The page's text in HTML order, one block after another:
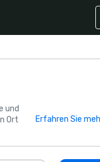
und
Ort
Erfahren Sie